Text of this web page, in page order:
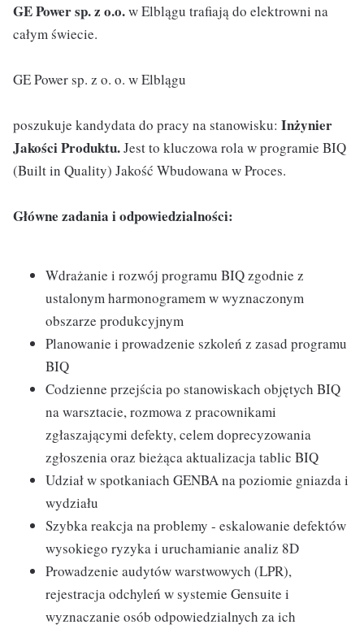
GE Power sp. z o.o.w Elblągu trafiają do elektrowni na
całym świecie.
GE Power sp. z o. o. w Elblągu
poszukuje kandydata do pracy na stanowisku: Inżynier
Jakości Produktu.Jest to kluczowa rola w programie BIQ
(Built in Quality) Jakość Wbudowana w Proces.
Główne zadania i odpowiedzialności:
Wdrażanie i rozwój programu BIQ zgodnie z
ustalonym harmonogramem w wyznaczonym
obszarze produkcyjnym
Planowanie i prowadzenie szkoleń z zasad programu
BIQ
Codzienne przejścia po stanowiskach objętych BIQ
na warsztacie, rozmowa z pracownikami
zgłaszającymi defekty, celem doprecyzowania
zgłoszenia oraz bieżąca aktualizacja tablic BIQ
Udział w spotkaniach GENBA na poziomie gniazda i
wydziału
Szybka reakcja na problemy - eskalowanie defektów
wysokiego ryzyka i uruchamianie analiz 8D
Prowadzenie audytów warstwowych (LPR),
rejestracja odchyleń w systemie Gensuite i
wyznaczanie osób odpowiedzialnych za ich